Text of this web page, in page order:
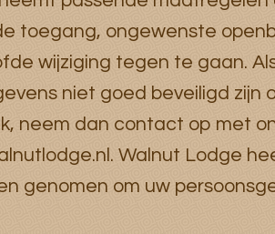
toegang, ongewenste
wijziging tegen te gaan.
niet goed beveiligd zijn
neem dan contact op met
Walnut Lodge
genomen om uw